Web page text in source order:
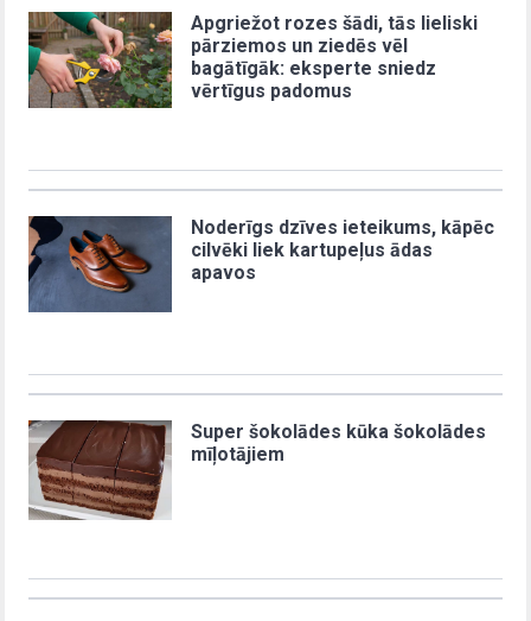
Apgriežot rozes šādi, tās lieliski
pārziemos un ziedēs vēl
bagātīgāk: eksperte sniedz
vērtīgus padomus
Noderīgs dzīves ieteikums, kāpēc
cilvēki liek kartupeļus ādas
apavos
Super šokolādes kūka šokolādes
mīļotājiem